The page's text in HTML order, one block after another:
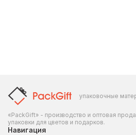
упаковочные
«PackGift» - производство и оптовая
упаковки для цветов и подарков.
Навигация